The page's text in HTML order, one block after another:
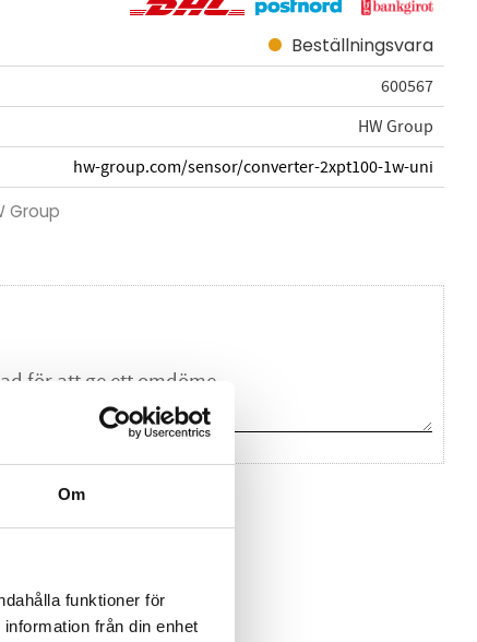
Om
funktioner för
från din enhet
Beställningsvara
600567
HW Group
hw-group.com/sensor/converter-2xpt100-1w-uni
Group
omdöme.